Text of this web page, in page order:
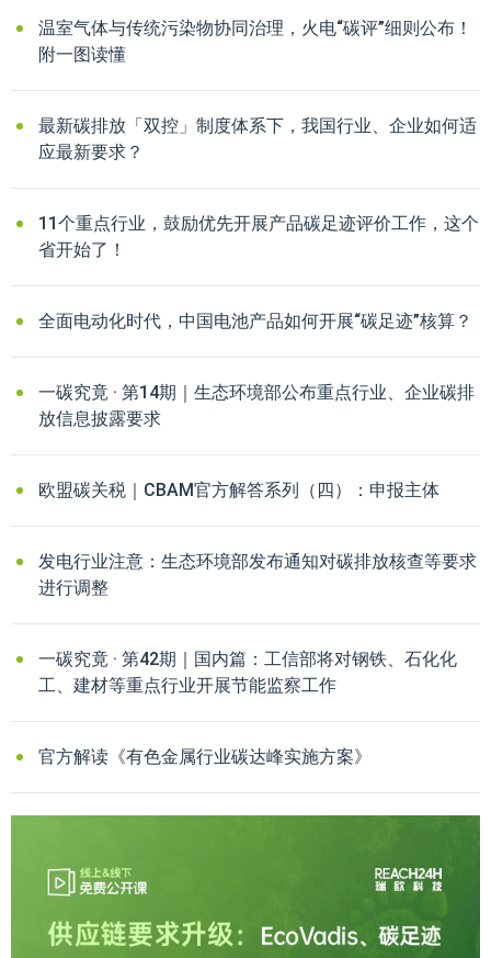
温室气体与传统污染物协同治理，火电“碳评”细则公布！
附一图读懂
最新碳排放「双控」制度体系下，我国行业、企业如何适
应最新要求？
11个重点行业，鼓励优先开展产品碳足迹评价工作，这个
省开始了！
全面电动化时代，中国电池产品如何开展“碳足迹”核算？
一碳究竟 · 第14期｜生态环境部公布重点行业、企业碳排
放信息披露要求
欧盟碳关税｜CBAM官方解答系列（四）：申报主体
发电行业注意：生态环境部发布通知对碳排放核查等要求
进行调整
一碳究竟 · 第42期｜国内篇：工信部将对钢铁、石化化
工、建材等重点行业开展节能监察工作
官方解读《有色金属行业碳达峰实施方案》